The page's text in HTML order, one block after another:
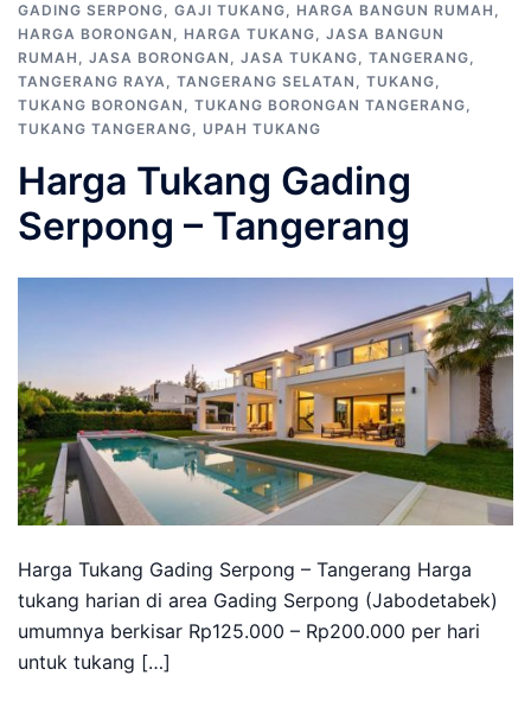
GADING SERPONG, GAJI TUKANG, HARGA BANGUN RUMAH ,
HARGA BORONGAN , HARGA TUKANG, JASA BANGUN
RUMAH , JASA BORONGAN , JASA TUKANG, TANGERANG,
TANGERANG RAYA, TANGERANG SELATAN , TUKANG,
TUKANG BORONGAN , TUKANG BORONGAN TANGERANG,
TUKANG TANGERANG, UPAH TUKANG
Harga Tukang Gading
Serpong – Tangerang
Harga Tukang Gading Serpong – Tangerang Harga
tukang harian di area Gading Serpong (Jabodetabek)
umumnya berkisar Rp125.000 – Rp200.000 per hari
untuk tukang […]